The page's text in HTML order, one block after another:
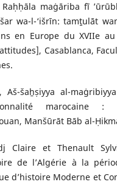
Raḥḥāla maġāriba fī
wa-l-‘išrīn: tamṯulāt
en Europe du XVIIe
Casablanca,
Aš-šaẖṣiyya al-
marocaine :
Manšūrāt Bāb al-
Claire et Thenault
de l’Algérie à la
d’histoire Moderne et